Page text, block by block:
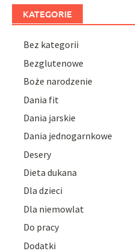
KATEGORIE
Bez kategorii
Bezglutenowe
Boże narodzenie
Dania fit
Dania jarskie
Dania jednogarnkowe
Desery
Dieta dukana
Dla dzieci
Dla niemowlat
Do pracy
Dodatki